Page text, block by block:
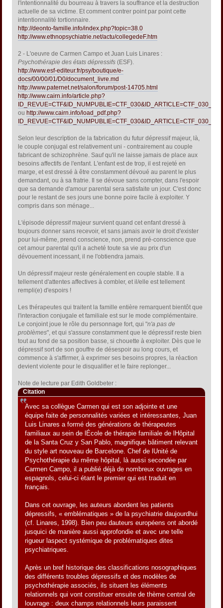
l'intentionnalité du bourreau à travers la souffrance et la destruction
actuelle de sa victime. Et comment contrer point par point cette
intentionnalité tortionnaire.
http://deonto-famille.info/index.php?topic=38.0
http://www.ethnopsychiatrie.net/actu/collegedeF.htm
2 - L'oeuvre de Carmen Campo et Juan Luis Linares :
Psychothérapie des états dépressifs (ESF).
http://www.esf-editeur.fr/psy/boutique/e-
docs/00/00/01/D0/document_livre.md
http://www.paternet.net/salon/forum/post-14705.html
http://www.cairn.info/article.php?
ou http://www.cairn.info/load_pdf.php?
Selon leur descrïption de la fabrication du futur dépressif majeur, là,
le couple conjugal est relativement uni - contrairement au couple
fabricant de schizophrène. Sauf qu'il ne laisse jamais de place aux
besoins affectifs de l'enfant. L'enfant est de trop, il est rejeté en
marge, et est dressé à être constamment dévoué au parent le plus
demandant, ou à sa fratrie. Il se dévoue sans compter, dans l'espoir
que sa demande d'amour parental sera satisfaite un jour. C'est donc
pour le restant de ses jours une bonne poire facile à exploiter. Y
compris dans son ménage...
L'épisode dépressif majeur survient quand cet enfant dressé à
toujours donner sans recevoir, et sans jamais avoir le droit d'exister
pour lui-même, prend conscience, non, prend pré-conscience que
cet amour parental qu'il a acheté toute sa vie au prix d'un
dévouement incessant, il ne l'obtiendra jamais.
Un dépressif majeur reste généralement en couple stable. Il a
tellement d'attentes affectives à combler, et il/elle est tellement
rempli(e) d'espoirs !
Les thérapeutes qui traitent la famille entière remarquent bientôt que
l'interaction conjugale et familiale est sur le mode complémentaire.
Le conjoint joue le rôle du personnage fort, qui "n'a pas de
problèmes", et qui s'assure constamment que le dépressif reste bien
tout au fond de sa position basse, si chouette à exploiter. Dès que le
dépressif sort de son gouffre de désespoir au long cours, et
commence à s'affirmer, à exprimer ses besoins propres, la réaction
devient violente pour le disqualifier et le faire replonger...
Note de lecture par Edith Goldbeter :
Citation
Avec sa collègue Carmen qui est son adjointe et une
équipe faite de personnalités variées et intéressantes, Juan
Luis Linares a formé des générations de thérapeutes
familiaux au sein de lÉcole de thérapie familiale de lHôpital
de la Santa Cruz y San Pablo, magnifique bâtiment relevant
du style art nouveau de Barcelone. Chef de lUnité de
Psychothérapie du même hôpital, là aussi secondée par
Carmen Campo, il a publié déjà de nombreux ouvrages en
espagnols, celui-ci étant le premier qui est traduit en
français.
Dans cet ouvrage, les auteurs abordent les patients
dépressifs, « emblématiques » de la psychiatrie daujourdhui
(cf. Linares, 1998). Bien peu dauteurs européens ont abordé
jusquici de manière aussi approfondie et avec une telle
rigueur laspect systémique de problématiques dites
psychiatriques.
Après un bref historique des classifications nosographiques
des différents troubles dépressifs et des modèles de
psychothérapie associés, ils situent les éléments
relationnels qui vont constituer ensuite de thème central de
louvrage : deux champs relationnels leurs paraissent